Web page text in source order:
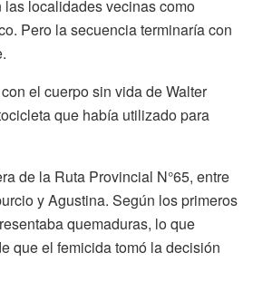
localidades vecinas como
Pero la secuencia terminaría con
el cuerpo sin vida de Walter
que había utilizado para
de la Ruta Provincial N°65, entre
y Agustina. Según los primeros
quemaduras, lo que
que el femicida tomó la decisión